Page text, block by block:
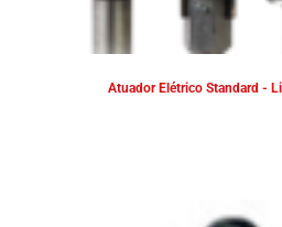
Atuador Elétrico Standard -